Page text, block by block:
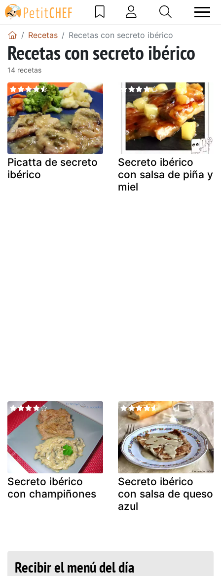
Recetas Recetas con secreto ibérico
Recetas con secreto ibérico
14 recetas
Picatta de secreto
ibérico
Secreto ibérico
con salsa de piña y
miel
Secreto ibérico
con champiñones
Secreto ibérico
con salsa de queso
azul
Recibir el menú del día